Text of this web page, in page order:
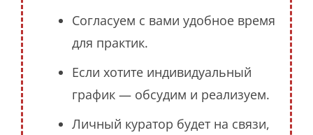
Согласуем с вами удобное время
для практик.
Если хотите индивидуальный
график — обсудим и реализуем.
Личный куратор будет на связи,